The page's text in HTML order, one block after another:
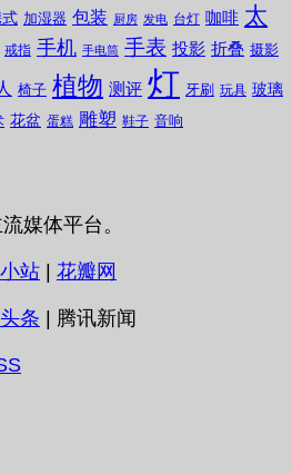
加湿器 包装 厨房 发电 台灯 咖啡 太
戒指 手机 手电筒 手表 投影 折叠 摄影
椅子 植物 测评 灯 牙刷 玩具 玻璃
花盆 蛋糕 雕塑 鞋子 音响
媒体平台。
站 | 花瓣网
条 | 腾讯新闻